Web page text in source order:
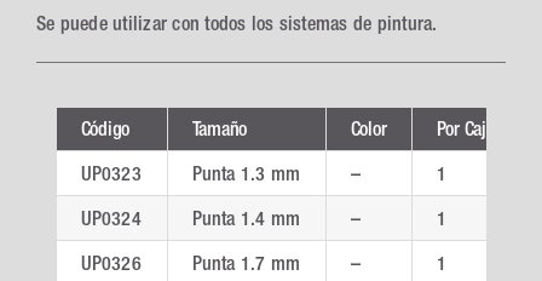
Se puede utilizar con todos los sistemas de pintura.
Código Tamaño Color Por Caja
UP0323 Punta 1.3 mm – 1
UP0324 Punta 1.4 mm – 1
UP0326 Punta 1.7 mm – 1